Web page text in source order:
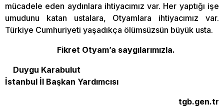
mücadele eden aydınlara ihtiyacımız var. Her yaptığı işe
umudunu katan ustalara, Otyamlara ihtiyacımız var.
Türkiye Cumhuriyeti yaşadıkça ölümsüzsün büyük usta.
Fikret Otyam’a saygılarımızla.
Duygu Karabulut
İstanbul İl Başkan Yardımcısı
tgb.gen.tr